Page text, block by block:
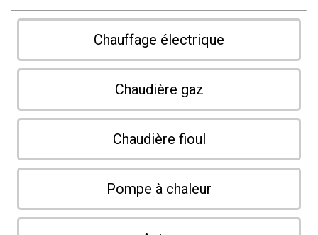
Chauffage électrique
Chaudière gaz
Chaudière fioul
Pompe à chaleur